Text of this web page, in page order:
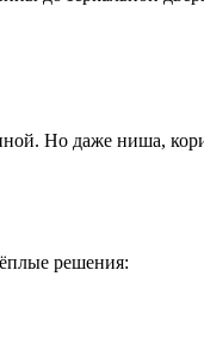
Но даже ниша,
решения: